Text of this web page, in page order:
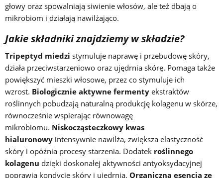
głowy oraz spowalniają siwienie włosów, ale też dbają o
mikrobiom i działają nawilżająco.
Jakie składniki znajdziemy w składzie?
Tripeptyd miedzi stymuluje naprawę i przebudowę skóry,
działa przeciwstarzeniowo oraz ujędrnia skórę. Pomaga także
powiększyć mieszki włosowe, przez co stymuluje ich
wzrost. Biologicznie aktywne fermenty ekstraktów
roślinnych pobudzają naturalną produkcję kolagenu w skórze,
równocześnie wspierając równowagę
mikrobiomu. Niskocząsteczkowy kwas
hialuronowy intensywnie nawilża, zwiększa elastyczność
skóry i opóźnia procesy starzenia. Dodatek roślinnego
kolagenu dzięki doskonałej aktywności antyoksydacyjnej
poprawia kondycję skóry i ujędrnia. Organiczna esencja ze